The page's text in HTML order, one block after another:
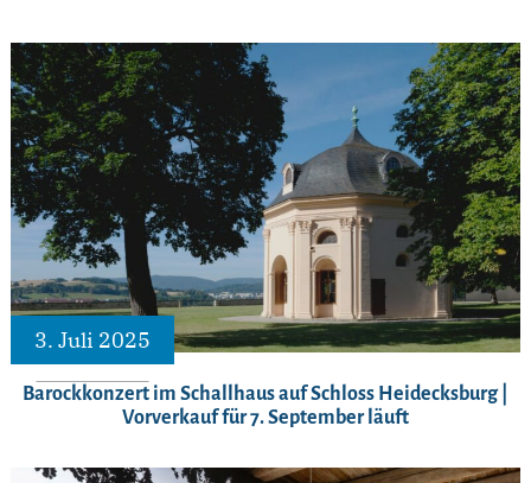
3. Juli 2025
Barockkonzert im Schallhaus auf Schloss Heidecksburg |
Vorverkauf für 7. September läuft